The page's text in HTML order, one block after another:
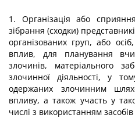
1. Організація або
зібрання (сходки)
організованих груп, або
вплив, для планування
злочинів, матеріального
злочинної діяльності, у
одержаних злочинним
впливу, а також участь у
числі з використанням засобів